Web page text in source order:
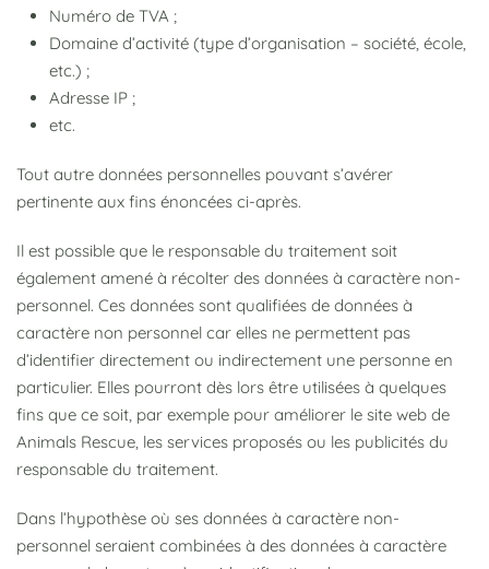
Numéro de TVA ;
Domaine d’activité (type d’organisation – société, école,
etc.) ;
Adresse IP ;
etc.
Tout autre données personnelles pouvant s’avérer
pertinente aux fins énoncées ci-après.
Il est possible que le responsable du traitement soit
également amené à récolter des données à caractère non-
personnel. Ces données sont qualifiées de données à
caractère non personnel car elles ne permettent pas
d’identifier directement ou indirectement une personne en
particulier. Elles pourront dès lors être utilisées à quelques
fins que ce soit, par exemple pour améliorer le site web de
Animals Rescue, les services proposés ou les publicités du
responsable du traitement.
Dans l’hypothèse où ses données à caractère non-
personnel seraient combinées à des données à caractère